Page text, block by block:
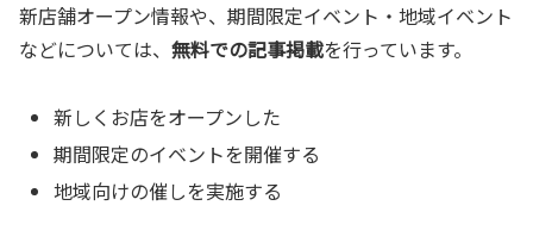
新店舗オープン情報や、期間限定イベント・地域イベント
などについては、 無料での記事掲載を行っています。
新しくお店をオープンした
期間限定のイベントを開催する
地域向けの催しを実施する